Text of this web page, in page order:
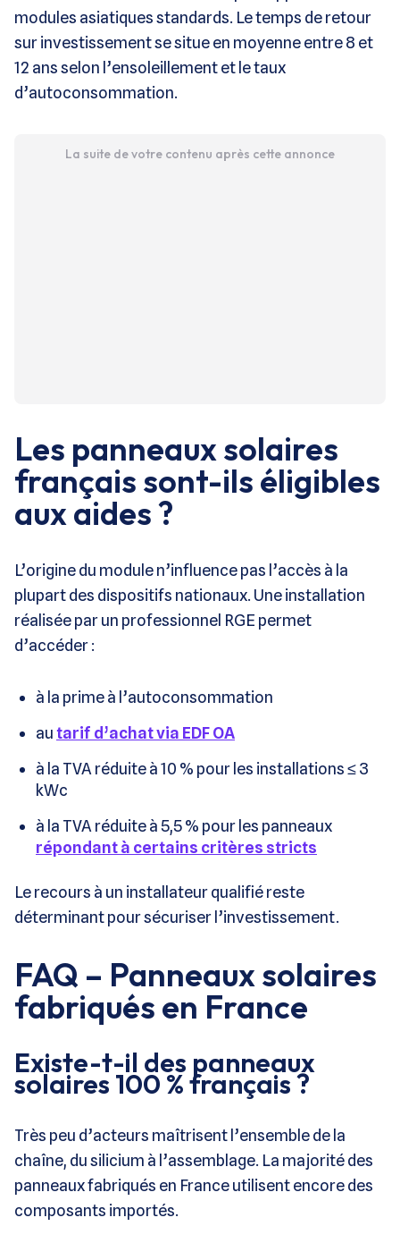
modules asiatiques standards. Le temps de retour
sur investissement se situe en moyenne entre 8 et
12 ans selon l’ensoleillement et le taux
d’autoconsommation.
La suite de votre contenu après cette annonce
Les panneaux solaires
français sont-ils éligibles
aux aides ?
L’origine du module n’influence pas l’accès à la
plupart des dispositifs nationaux. Une installation
réalisée par un professionnel RGE permet
d’accéder :
à la prime à l’autoconsommation
autarif d’achat via EDF OA
à la TVA réduite à 10 % pour les installations ≤ 3
kWc
à la TVA réduite à 5,5 % pour les panneaux
répondant à certains critères stricts
Le recours à un installateur qualifié reste
déterminant pour sécuriser l’investissement.
FAQ – Panneaux solaires
fabriqués en France
Existe-t-il des panneaux
solaires 100 % français ?
Très peu d’acteurs maîtrisent l’ensemble de la
chaîne, du silicium à l’assemblage. La majorité des
panneaux fabriqués en France utilisent encore des
composants importés.